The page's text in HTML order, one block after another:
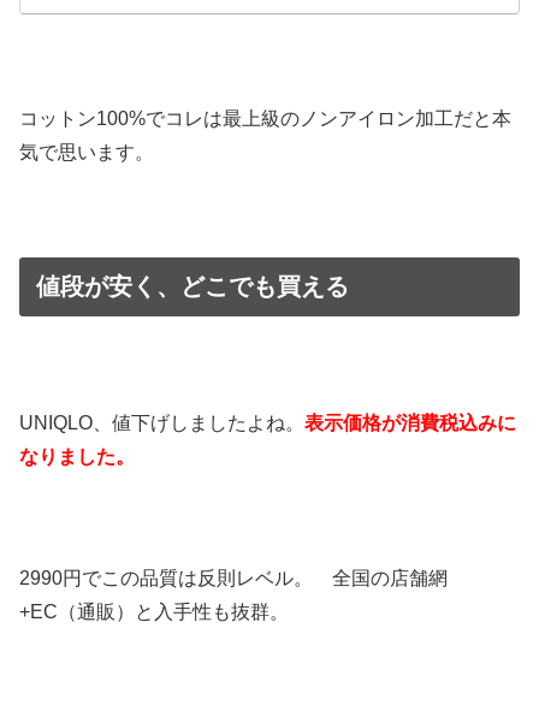
コットン100%でコレは最上級のノンアイロン加工だと本
気で思います。
値段が安く、どこでも買える
UNIQLO、値下げしましたよね。 表示価格が消費税込みに
なりました。
2990円でこの品質は反則レベル。 全国の店舗網
+EC（通販）と入手性も抜群。